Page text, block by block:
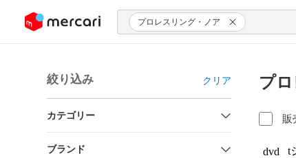
ツにスキップ プロレスリング・ノア
絞り込み クリア
カテゴリー
ブランド
プ
販
dvd t